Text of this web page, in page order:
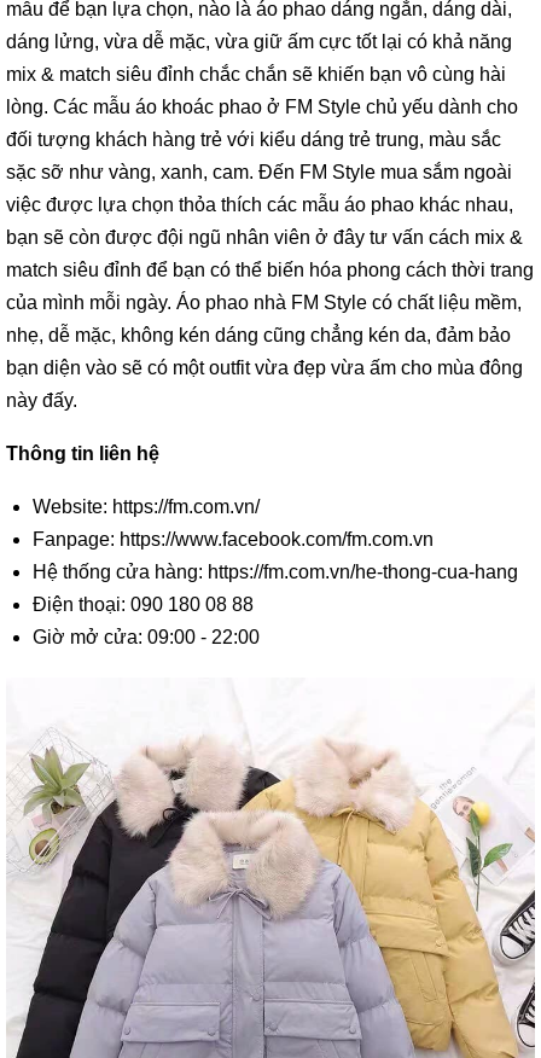
mẫu để bạn lựa chọn, nào là áo phao dáng ngắn, dáng dài,
dáng lửng, vừa dễ mặc, vừa giữ ấm cực tốt lại có khả năng
mix & match siêu đỉnh chắc chắn sẽ khiến bạn vô cùng hài
lòng. Các mẫu áo khoác phao ở FM Style chủ yếu dành cho
đối tượng khách hàng trẻ với kiểu dáng trẻ trung, màu sắc
sặc sỡ như vàng, xanh, cam. Đến FM Style mua sắm ngoài
việc được lựa chọn thỏa thích các mẫu áo phao khác nhau,
bạn sẽ còn được đội ngũ nhân viên ở đây tư vấn cách mix &
match siêu đỉnh để bạn có thể biến hóa phong cách thời trang
của mình mỗi ngày. Áo phao nhà FM Style có chất liệu mềm,
nhẹ, dễ mặc, không kén dáng cũng chẳng kén da, đảm bảo
bạn diện vào sẽ có một outfit vừa đẹp vừa ấm cho mùa đông
này đấy.
Thông tin liên hệ
Website: https://fm.com.vn/
Fanpage: https://www.facebook.com/fm.com.vn
Hệ thống cửa hàng: https://fm.com.vn/he-thong-cua-hang
Điện thoại: 090 180 08 88
Giờ mở cửa: 09:00 - 22:00